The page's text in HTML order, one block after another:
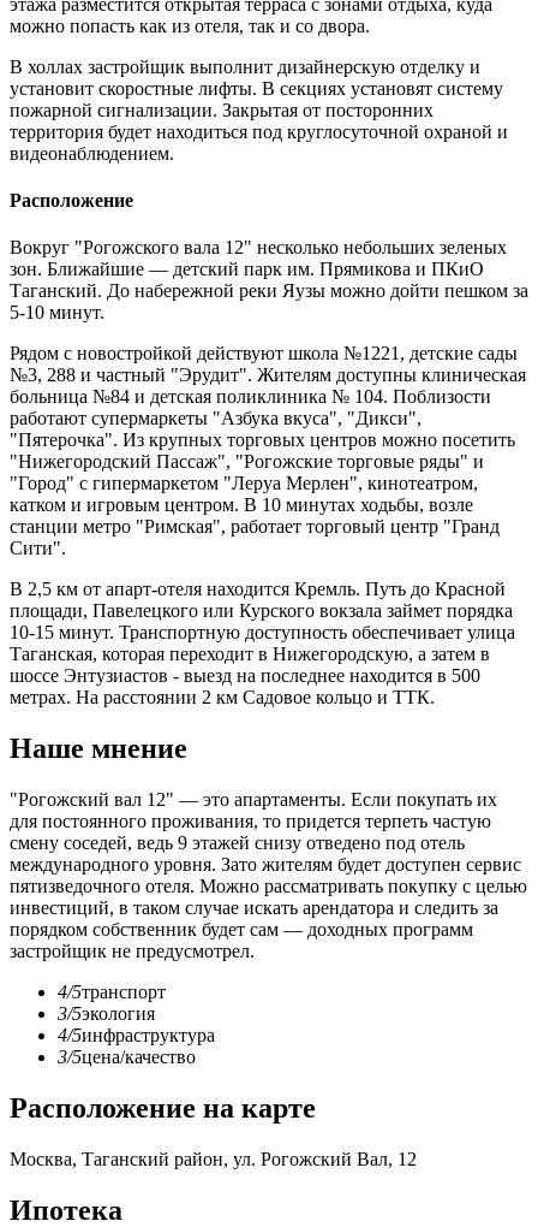
можно попасть как из отеля, так и со двора.
В холлах застройщик выполнит дизайнерскую отделку и
установит скоростные лифты. В секциях установят систему
пожарной сигнализации. Закрытая от посторонних
территория будет находиться под круглосуточной охраной и
видеонаблюдением.
Расположение
Вокруг "Рогожского вала 12" несколько небольших зеленых
зон. Ближайшие — детский парк им. Прямикова и ПКиО
Таганский. До набережной реки Яузы можно дойти пешком за
5-10 минут.
Рядом с новостройкой действуют школа №1221, детские сады
№3, 288 и частный "Эрудит". Жителям доступны клиническая
больница №84 и детская поликлиника № 104. Поблизости
работают супермаркеты "Азбука вкуса", "Дикси",
"Пятерочка". Из крупных торговых центров можно посетить
"Нижегородский Пассаж", "Рогожские торговые ряды" и
"Город" с гипермаркетом "Леруа Мерлен", кинотеатром,
катком и игровым центром. В 10 минутах ходьбы, возле
станции метро "Римская", работает торговый центр "Гранд
Сити".
В 2,5 км от апарт-отеля находится Кремль. Путь до Красной
площади, Павелецкого или Курского вокзала займет порядка
10-15 минут. Транспортную доступность обеспечивает улица
Таганская, которая переходит в Нижегородскую, а затем в
шоссе Энтузиастов - выезд на последнее находится в 500
метрах. На расстоянии 2 км Садовое кольцо и ТТК.
Наше мнение
"Рогожский вал 12" — это апартаменты. Если покупать их
для постоянного проживания, то придется терпеть частую
смену соседей, ведь 9 этажей снизу отведено под отель
международного уровня. Зато жителям будет доступен сервис
пятизведочного отеля. Можно рассматривать покупку с целью
инвестиций, в таком случае искать арендатора и следить за
порядком собственник будет сам — доходных программ
застройщик не предусмотрел.
4/5транспорт
3/5экология
4/5инфраструктура
3/5цена/качество
Расположение на карте
Москва, Таганский район, ул. Рогожский Вал, 12
Ипотека